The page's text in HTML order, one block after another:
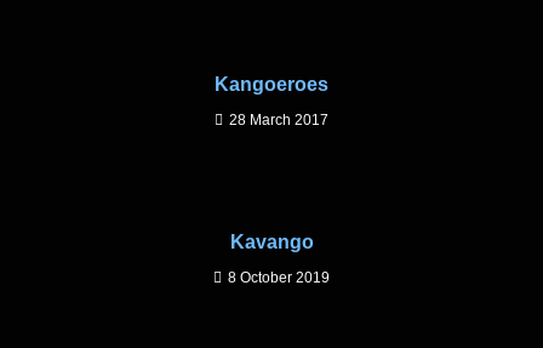
Kangoeroes
28 March 2017
Kavango
8 October 2019